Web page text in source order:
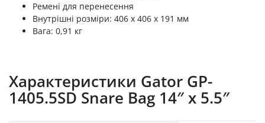
Ремені для перенесення
Внутрішні розміри: 406 х 406 х 191 мм
Вага: 0,91 кг
Характеристики Gator GP-
1405.5SD Snare Bag 14″ x 5.5″